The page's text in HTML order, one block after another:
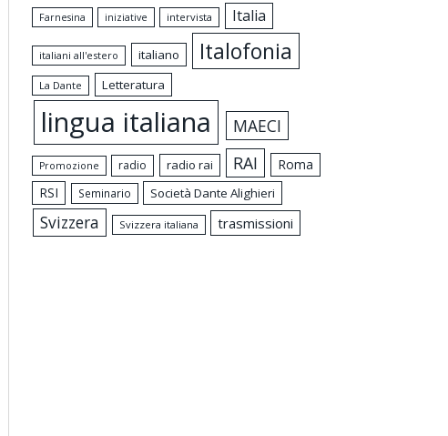
Farnesina iniziative intervista Italia
italiani all'estero italiano Italofonia
La Dante Letteratura
lingua italiana MAECI
Promozione radio radio rai RAI
Roma
RSI
Seminario Società Dante Alighieri
Svizzera Svizzera italiana trasmissioni